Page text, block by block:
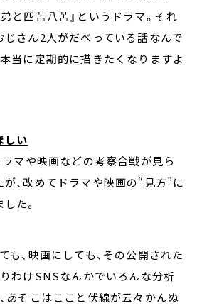
と四苦八苦』というドラマ。それ
さん2人がだべっている話なんで
当に定期的に描きたくなりますよ
しい
マや映画などの考察合戦が見ら
、改めてドラマや映画の“見方”に
た。
も、映画にしても、その公開された
わけSNSなんかでいろんな分析
あそこはここと伏線が云々かんぬ